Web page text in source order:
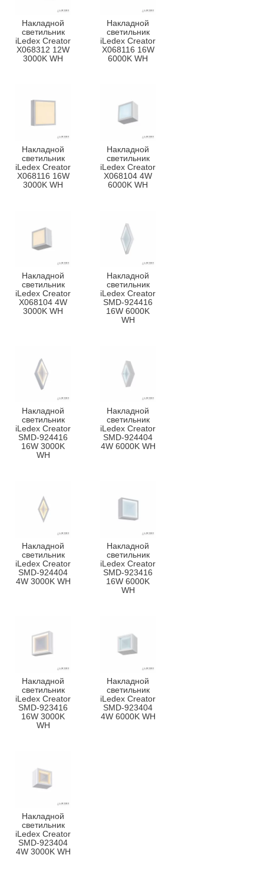
Накладной
светильник
iLedex Creator
X068312 12W
3000K WH
Накладной
светильник
iLedex Creator
X068116 16W
6000K WH
Накладной
светильник
iLedex Creator
X068116 16W
3000K WH
Накладной
светильник
iLedex Creator
X068104 4W
6000K WH
Накладной
светильник
iLedex Creator
X068104 4W
3000K WH
Накладной
светильник
iLedex Creator
SMD-924416
16W 6000K
WH
Накладной
светильник
iLedex Creator
SMD-924416
16W 3000K
WH
Накладной
светильник
iLedex Creator
SMD-924404
4W 6000K WH
Накладной
светильник
iLedex Creator
SMD-924404
4W 3000K WH
Накладной
светильник
iLedex Creator
SMD-923416
16W 6000K
WH
Накладной
светильник
iLedex Creator
SMD-923416
16W 3000K
WH
Накладной
светильник
iLedex Creator
SMD-923404
4W 6000K WH
Накладной
светильник
iLedex Creator
SMD-923404
4W 3000K WH